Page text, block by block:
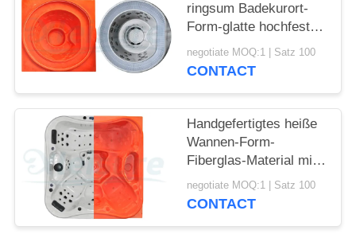
ringsum Badekurort-
Form-glatte hochfeste
Sammeloberflächengitter
negotiate MOQ:1 | Satz 100
CONTACT
Handgefertigtes heiße
Wannen-Form-
Fiberglas-Material mit
umschaltbaren
Aufenthaltsräume
negotiate MOQ:1 | Satz 100
CONTACT